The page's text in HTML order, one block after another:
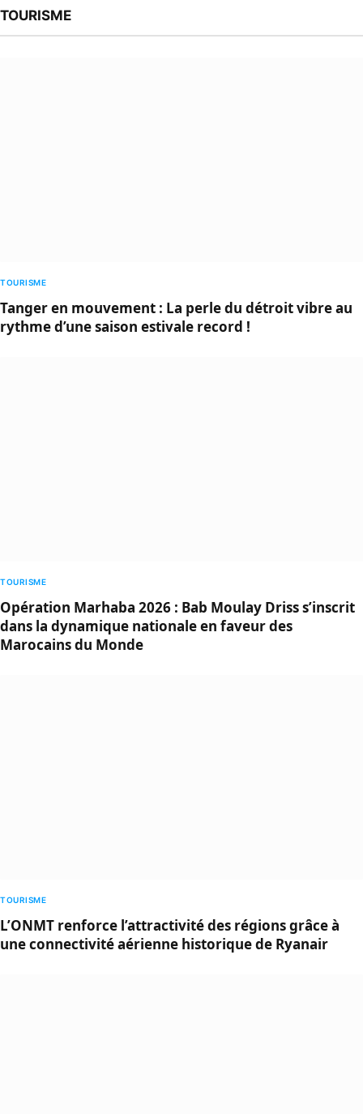
TOURISME
TOURISME
Tanger en mouvement : La perle du détroit vibre au
rythme d’une saison estivale record !
TOURISME
Opération Marhaba 2026 : Bab Moulay Driss s’inscrit
dans la dynamique nationale en faveur des
Marocains du Monde
TOURISME
L’ONMT renforce l’attractivité des régions grâce à
une connectivité aérienne historique de Ryanair